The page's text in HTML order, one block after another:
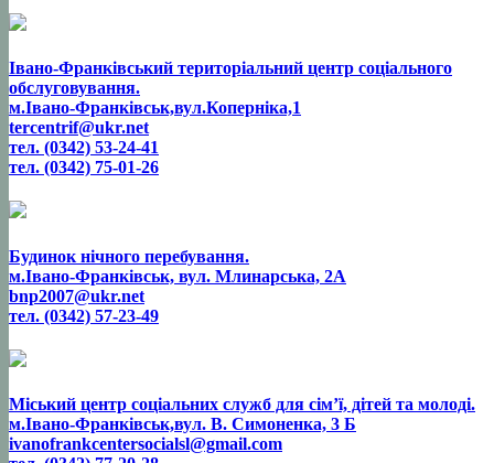
Івано-Франківський територіальний центр соціального
обслуговування.
м.Івано-Франківськ,вул.Коперніка,1
tercentrif@ukr.net
тел. (0342) 53-24-41
тел. (0342) 75-01-26
Будинок нічного перебування.
м.Івано-Франківськ, вул. Млинарська, 2А
bnp2007@ukr.net
тел. (0342) 57-23-49
Міський центр соціальних служб для сім’ї, дітей та молоді.
м.Івано-Франківськ,вул. В. Симоненка, 3 Б
ivanofrankcentersocialsl@gmail.com